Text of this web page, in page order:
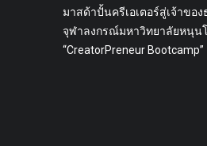
มาสด้าปั้นครีเอเตอร์สู่เจ้าขอ
จุฬาลงกรณ์มหาวิทยาลัยหนุน
“CreatorPreneur Bootcamp”